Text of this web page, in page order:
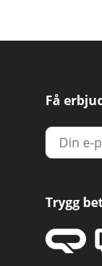
Få
Trygg